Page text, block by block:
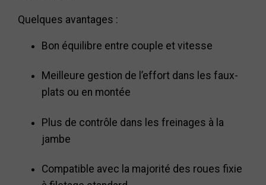
Quelques avantages :
Bon équilibre entre couple et vitesse
Meilleure gestion de l’effort dans les faux-
plats ou en montée
Plus de contrôle dans les freinages à la
jambe
Compatible avec la majorité des roues fixie